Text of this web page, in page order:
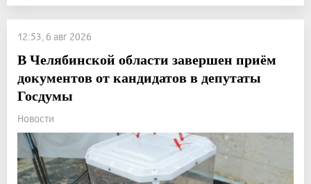
12:53, 6 авг 2026
В Челябинской области завершен приём
документов от кандидатов в депутаты
Госдумы
Новости